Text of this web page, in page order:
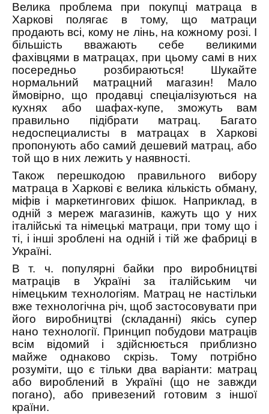
Велика проблема при покупці матраца в
Харкові полягає в тому, що матраци
продають всі, кому не лінь, на кожному розі. І
більшість вважають себе великими
фахівцями в матрацах, при цьому самі в них
посередньо розбираються! Шукайте
нормальний матрацний магазин! Мало
ймовірно, що продавці спеціалізуються на
кухнях або шафах-купе, зможуть вам
правильно підібрати матрац. Багато
недоспециалисты в матрацах в Харкові
пропонують або самий дешевий матрац, або
той що в них лежить у наявності.
Також перешкодою правильного вибору
матраца в Харкові є велика кількість обману,
міфів і маркетингових фішок. Наприклад, в
одній з мереж магазинів, кажуть що у них
італійські та німецькі матраци, при тому що і
ті, і інші зроблені на одній і тій же фабриці в
Україні.
В т. ч. популярні байки про виробництві
матраців в Україні за італійським чи
німецьким технологіям. Матрац не настільки
вже технологічна річ, щоб застосовувати при
його виробництві (складанні) якісь супер
нано технології. Принцип побудови матраців
всім відомий і здійснюється приблизно
майже однаково скрізь. Тому потрібно
розуміти, що є тільки два варіанти: матрац
або вироблений в Україні (що не завжди
погано), або привезений готовим з іншої
країни.